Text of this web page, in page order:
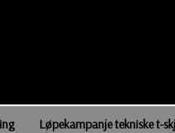
Løpekampanje tekniske t-